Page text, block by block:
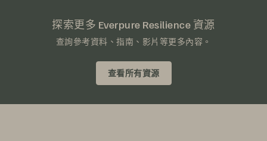
探索更多 Everpure Resilience 資源
查詢參考資料、指南、影片等更多內容。
查看所有資源